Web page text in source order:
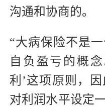
沟通和协商的。
“大病保险不是
自负盈亏的概
利’这项原则，
对利润水平设定